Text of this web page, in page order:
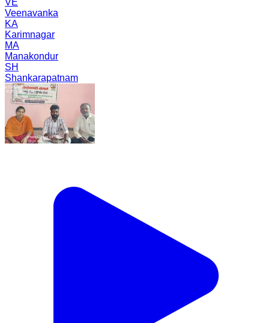
Veenavanka
KA
Karimnagar
MA
Manakondur
SH
Shankarapatnam